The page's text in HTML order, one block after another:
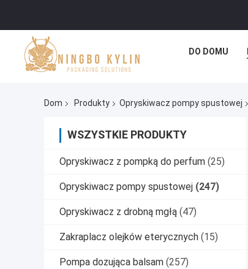
DO DOMU
Dom Produkty Opryskiwacz pompy spustowej
WSZYSTKIE PRODUKTY
Opryskiwacz z pompką do perfum (25)
Opryskiwacz pompy spustowej (247)
Opryskiwacz z drobną mgłą (47)
Zakraplacz olejków eterycznych (15)
Pompa dozująca balsam (257)